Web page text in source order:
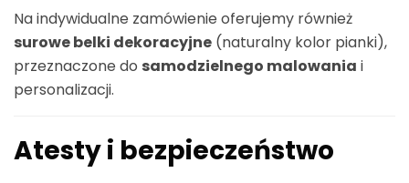
Na indywidualne zamówienie oferujemy również
surowe belki dekoracyjne (naturalny kolor pianki),
przeznaczone do samodzielnego malowania i
personalizacji.
Atesty i bezpieczeństwo